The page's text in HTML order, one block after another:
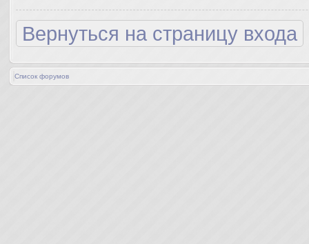
Вернуться на страницу входа
Список форумов